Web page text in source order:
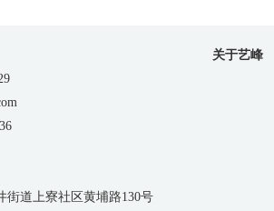
街道上寮社区黄埔路130号
关于艺峰